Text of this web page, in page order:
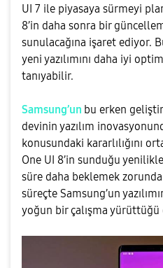
UI 7 ile piyasaya sürmeyi
8’in daha sonra bir
sunulacağına işaret ediyor.
yeni yazılımını daha iyi
tanıyabilir.
Samsung’un bu erken
devinin yazılım
konusundaki kararlılığını
One UI 8’in sunduğu
süre daha beklemek
süreçte Samsung’un
yoğun bir çalışma